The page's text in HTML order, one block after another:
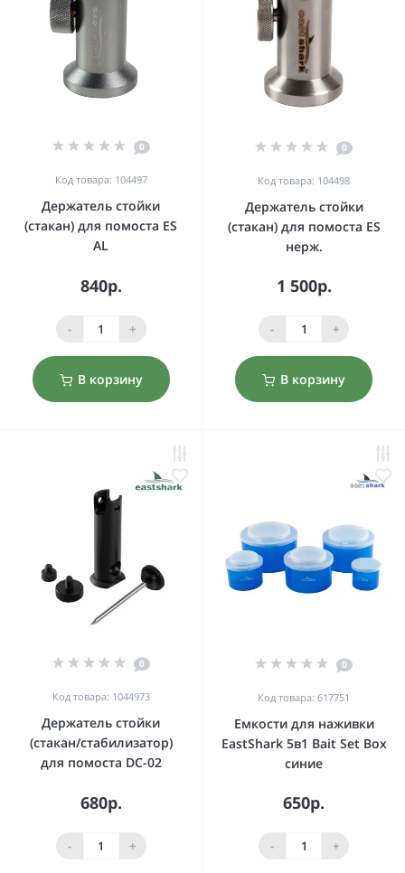
0
Код товара: 104497
Держатель стойки
(стакан) для помоста ES
AL
840р.
- +
В корзину
0
Код товара: 104498
Держатель стойки
(стакан) для помоста ES
нерж.
1 500р.
- +
В корзину
0
Код товара: 1044973
Держатель стойки
(стакан/стабилизатор)
для помоста DC-02
680р.
- +
0
Код товара: 617751
Емкости для наживки
EastShark 5в1 Bait Set Box
синие
650р.
- +